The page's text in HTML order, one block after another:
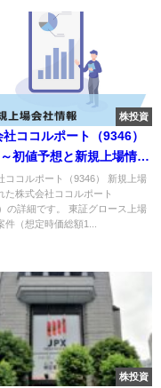
株投資
ココルポート（9346）
初値予想と新規上場情報
ココルポート（9346） 新規上場
た株式会社ココルポート
）の詳細です。 東証グロース上場
件（想定時価総額1...
株投資